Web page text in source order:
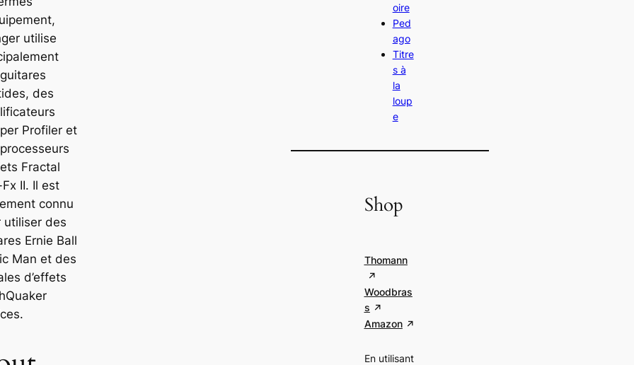
utilise
des
Profiler et
Fractal
II. Il est
connu
utiliser des
Ernie Ball
Man et des
d’effets
oire
Ped
ago
Titre
s à
la
loup
e
Shop
Thomann
Woodbras
s
Amazon
En utilisant